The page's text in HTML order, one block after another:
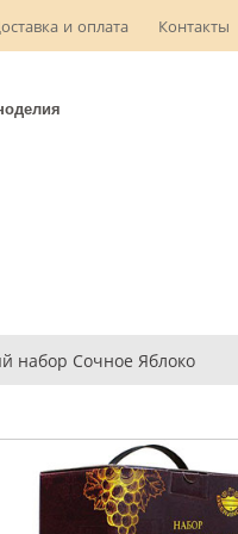
и оплата Контакты
набор Сочное Яблоко